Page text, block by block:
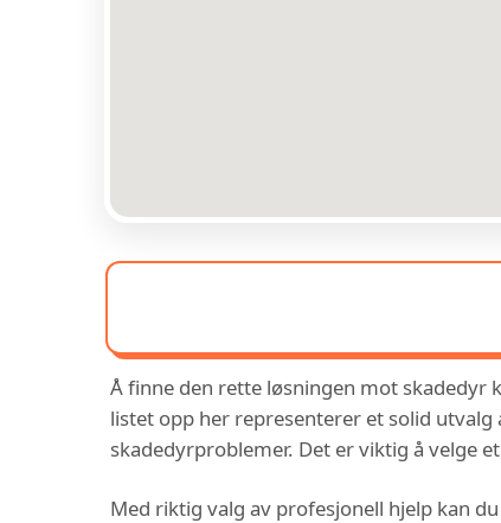
Å finne den rette løsningen mot skadedyr
listet opp her representerer et solid
skadedyrproblemer. Det er viktig å velge
Med riktig valg av profesjonell hjelp kan